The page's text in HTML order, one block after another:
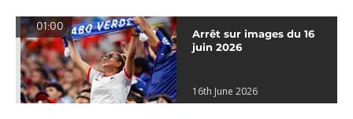
01:00
Arrêt sur images du 16
juin 2026
16th June 2026